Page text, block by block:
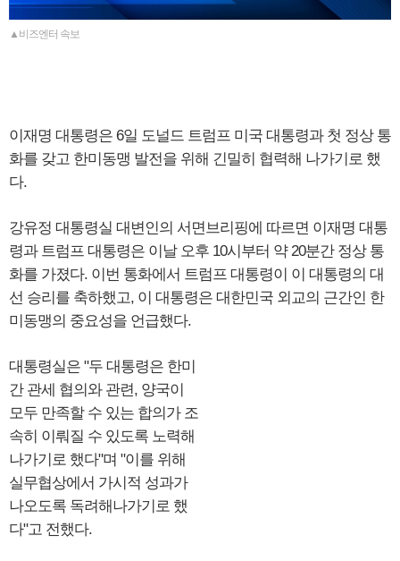
▲비즈엔터 속보
이재명 대통령은 6일 도널드 트럼프 미국 대통령과 첫 정상 통
화를 갖고 한미동맹 발전을 위해 긴밀히 협력해 나가기로 했
다.
강유정 대통령실 대변인의 서면브리핑에 따르면 이재명 대통
령과 트럼프 대통령은 이날 오후 10시부터 약 20분간 정상 통
화를 가졌다. 이번 통화에서 트럼프 대통령이 이 대통령의 대
선 승리를 축하했고, 이 대통령은 대한민국 외교의 근간인 한
미동맹의 중요성을 언급했다.
대통령실은 "두 대통령은 한미
간 관세 협의와 관련, 양국이
모두 만족할 수 있는 합의가 조
속히 이뤄질 수 있도록 노력해
나가기로 했다"며 "이를 위해
실무협상에서 가시적 성과가
나오도록 독려해나가기로 했
다"고 전했다.